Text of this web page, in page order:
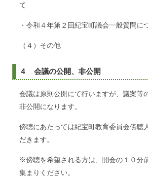
て
・令和４年第２回紀宝町議会一般質問に
（４）その他
４ 会議の公開、非公開
会議は原則公開にて行いますが、議案等
非公開になります。
傍聴にあたっては紀宝町教育委員会傍聴
だきます。
※傍聴を希望される方は、開会の１０分
集まりください。